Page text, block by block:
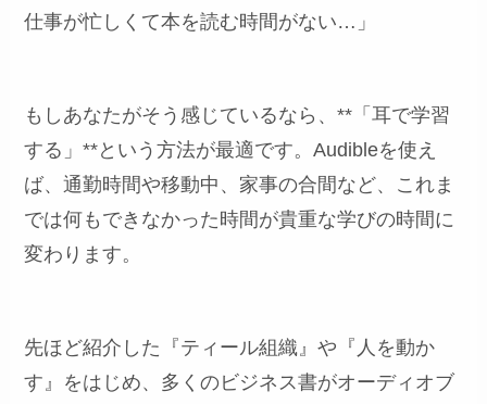
仕事が忙しくて本を読む時間がない…」
もしあなたがそう感じているなら、**「耳で学習
する」**という方法が最適です。Audibleを使え
ば、通勤時間や移動中、家事の合間など、これま
では何もできなかった時間が貴重な学びの時間に
変わります。
先ほど紹介した『ティール組織』や『人を動か
す』をはじめ、多くのビジネス書がオーディオブ